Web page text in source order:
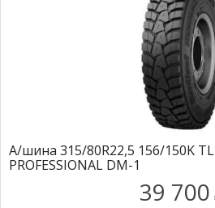
А/шина 315/80R22,5 156/150K TL
PROFESSIONAL DM-1
39 700